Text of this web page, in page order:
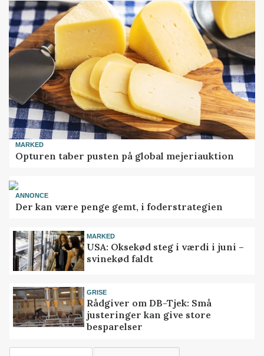
MARKED
Opturen taber pusten på global mejeriauktion
ANNONCE
Der kan være penge gemt, i foderstrategien
MARKED
USA: Oksekød steg i værdi i juni –
svinekød faldt
GRISE
Rådgiver om DB-Tjek: Små
justeringer kan give store
besparelser